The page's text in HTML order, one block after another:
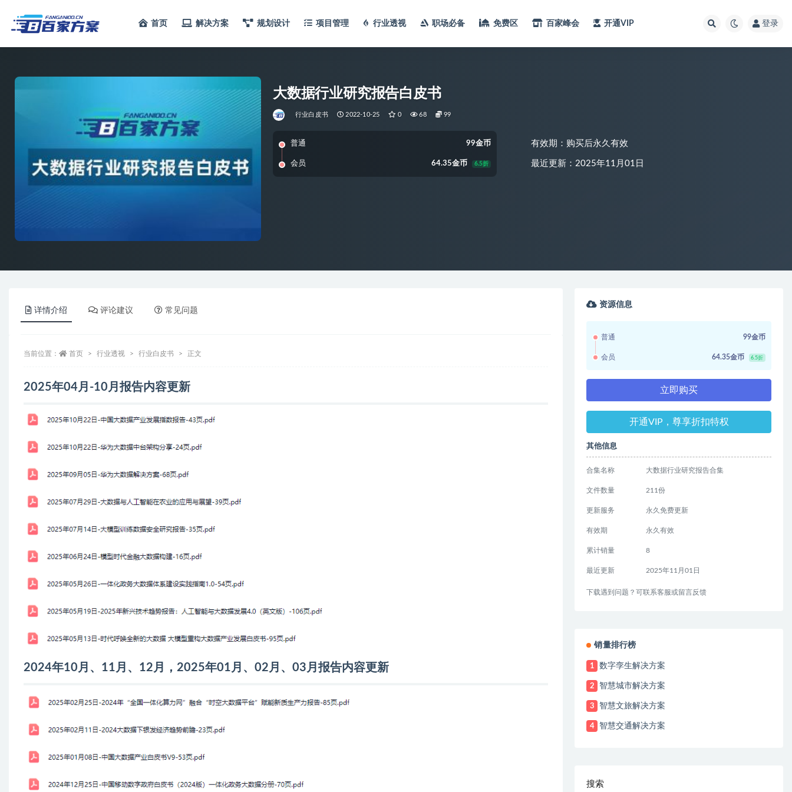
首页 解决方案 规划设计 项目管理 行业透视 职场必备 免费区 百家峰会 开通VIP 登录
大数据行业研究报告白皮书
行业白皮书 2022-10-25 0 68 99
普通 99金币
会员 64.35金币 6.5折
有效期：购买后永久有效
最近更新：2025年11月01日
详情介绍 评论建议 常见问题
当前位置： 首页 行业透视 行业白皮书 正文
2025年04月-10月报告内容更新
2024年10月、11月、12月，2025年01月、02月、03月报告内容更新
资源信息
普通 99金币
会员 64.35金币 6.5折
立即购买
开通VIP，尊享折扣特权
其他信息
合集名称 大数据行业研究报告合集
文件数量 211份
更新服务 永久免费更新
有效期 永久有效
累计销量 8
最近更新 2025年11月01日
下载遇到问题？可联系客服或留言反馈
销量排行榜
1 数字孪生解决方案
2 智慧城市解决方案
3 智慧文旅解决方案
4 智慧交通解决方案
搜索